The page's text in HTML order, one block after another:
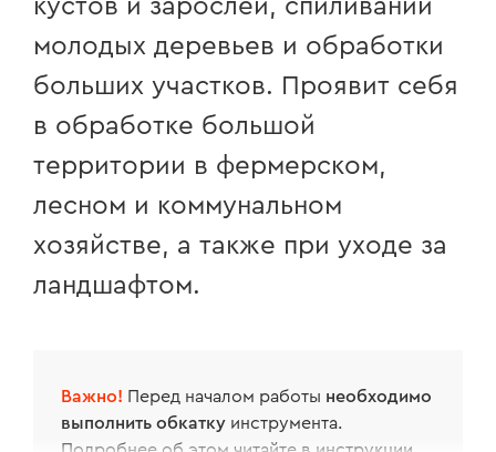
кустов и зарослей, спиливании
молодых деревьев и обработки
больших участков. Проявит себя
в обработке большой
территории в фермерском,
лесном и коммунальном
хозяйстве, а также при уходе за
ландшафтом.
Важно! Перед началом работы необходимо
выполнить обкатку инструмента.